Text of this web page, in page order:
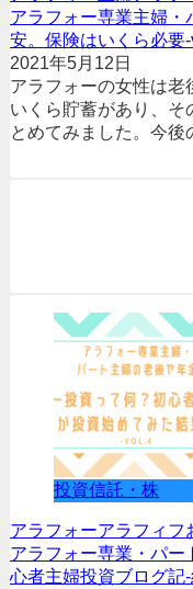
アラフォー専業主婦・
安。保険はいくら必要-
2021年5月12日
アラフォーの女性は老
いくら貯蓄があり、そ
とめてみました。今後
投資信託・株
アラフォーアラフィフ
アラフォー専業・パー
心者主婦投資ブログ記